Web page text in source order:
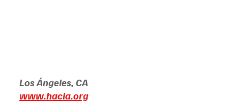
Los Ángeles, CA
www.hacla.org